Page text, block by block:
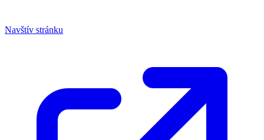
Navštív stránku